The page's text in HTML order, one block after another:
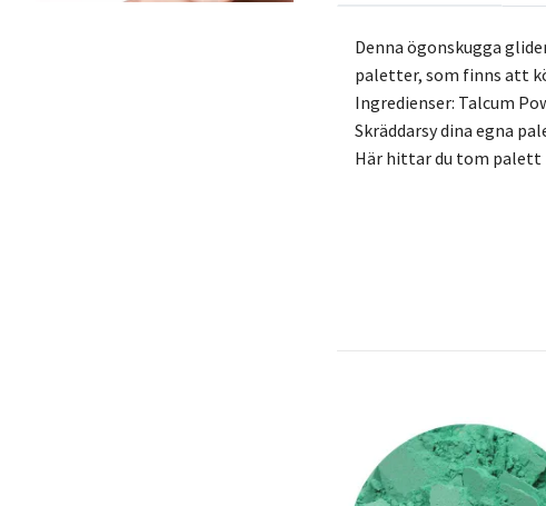
Denna ögonskugga
paletter, som finns att
Ingredienser: Talcum
Skräddarsy dina egna
Här hittar du tom palett